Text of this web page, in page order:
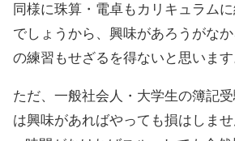
同様に珠算・電卓もカリキュラム
でしょうから、興味があろうがな
の練習もせざるを得ないと思います
ただ、一般社会人・大学生の簿記
は興味があればやっても損はしま